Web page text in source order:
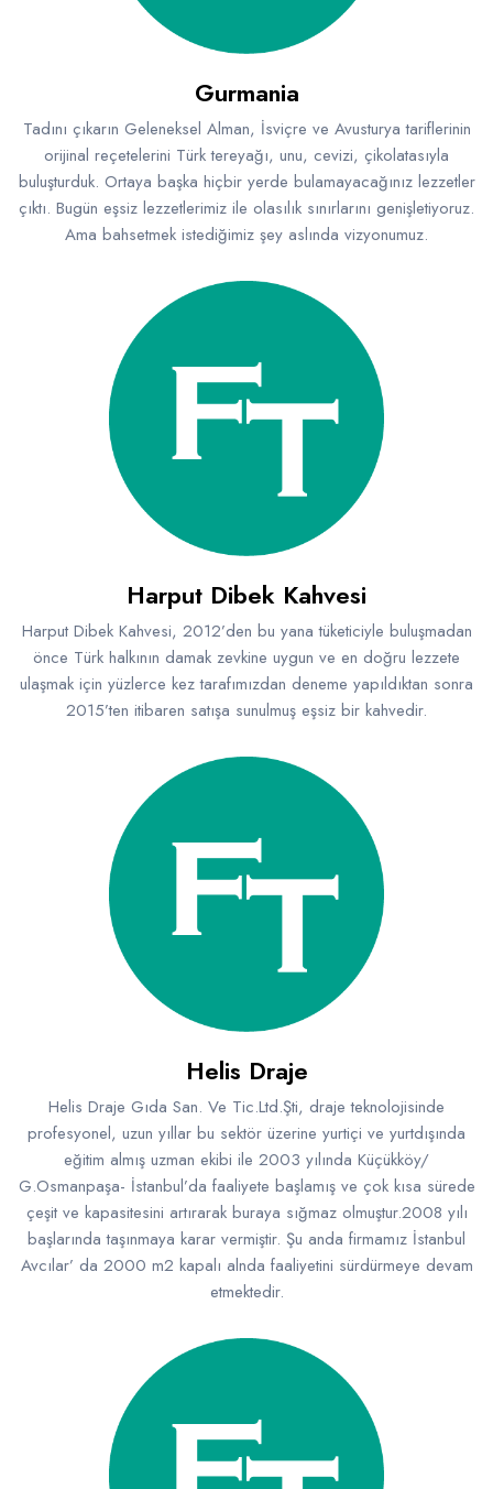
Gurmania
Tadını çıkarın Geleneksel Alman, İsviçre ve Avusturya tariflerinin
orijinal reçetelerini Türk tereyağı, unu, cevizi, çikolatasıyla
buluşturduk. Ortaya başka hiçbir yerde bulamayacağınız lezzetler
çıktı. Bugün eşsiz lezzetlerimiz ile olasılık sınırlarını genişletiyoruz.
Ama bahsetmek istediğimiz şey aslında vizyonumuz.
Harput Dibek Kahvesi
Harput Dibek Kahvesi, 2012’den bu yana tüketiciyle buluşmadan
önce Türk halkının damak zevkine uygun ve en doğru lezzete
ulaşmak için yüzlerce kez tarafımızdan deneme yapıldıktan sonra
2015’ten itibaren satışa sunulmuş eşsiz bir kahvedir.
Helis Draje
Helis Draje Gıda San. Ve Tic.Ltd.Şti, draje teknolojisinde
profesyonel, uzun yıllar bu sektör üzerine yurtiçi ve yurtdışında
eğitim almış uzman ekibi ile 2003 yılında Küçükköy/
G.Osmanpaşa- İstanbul’da faaliyete başlamış ve çok kısa sürede
çeşit ve kapasitesini artırarak buraya sığmaz olmuştur.2008 yılı
başlarında taşınmaya karar vermiştir. Şu anda firmamız İstanbul
Avcılar’ da 2000 m2 kapalı alnda faaliyetini sürdürmeye devam
etmektedir.